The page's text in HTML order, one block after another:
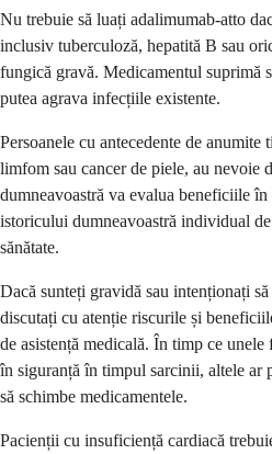
Nu trebuie să luați adalimumab-atto
inclusiv tuberculoză, hepatită B sau
fungică gravă. Medicamentul suprimă
putea agrava infecțiile existente.
Persoanele cu antecedente de anumite
limfom sau cancer de piele, au nevoie
dumneavoastră va evalua beneficiile
istoricului dumneavoastră individual
sănătate.
Dacă sunteți gravidă sau intenționați
discutați cu atenție riscurile și
de asistență medicală. În timp ce
în siguranță în timpul sarcinii, altele ar
să schimbe medicamentele.
Pacienții cu insuficiență cardiacă